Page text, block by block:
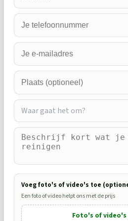
Waar gaat het om?
Voeg foto's of video's toe
Een foto of video helpt ons met de prijs
Foto's of video's